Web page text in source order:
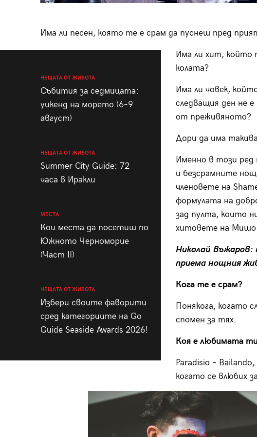
Има ли песен, която те е срам да пуснеш пред
НЕЩАТА ОТ ЖИВОТА
Събития за седмицата:
уикенд на морето (6–9
август)
НЕЩАТА ОТ ЖИВОТА
Summer City Guide: 72
часа в Иракли
МЕСТА
Кои места да посетиш по
Южното Черноморие
(Част II)
НЕЩАТА ОТ ЖИВОТА
Избери своите фаворити
сред категориите на Go
Guide Seaside Awards 2026!
Има ли хит, който
колата?
Има ли човек,
следващия ден не
от преживяното?
Дори да има
Именно в този ред
и безсрамните
членовете на
формулата на
зад пулта, които
хитовете на
Николай Въжаров:
приема нощния
Кога те е срам?
Понякога, когато
спомен за тях.
Коя е любимата
Paradisio –
когато се влюбих